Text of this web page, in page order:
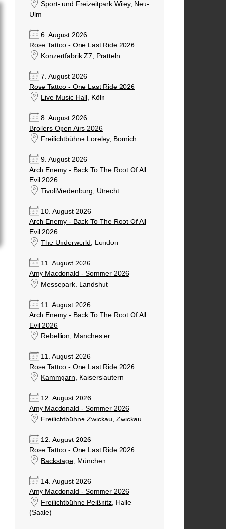
Sport- und Freizeitpark Wiley, Neu-
Ulm
6. August 2026
Rose Tattoo - One Last Ride 2026
Konzertfabrik Z7, Pratteln
7. August 2026
Rose Tattoo - One Last Ride 2026
Live Music Hall , Köln
8. August 2026
Broilers Open Airs 2026
Freilichtbühne Loreley, Bornich
9. August 2026
Arch Enemy - Back To The Root Of All
Evil 2026
TivoliVredenburg, Utrecht
10. August 2026
Arch Enemy - Back To The Root Of All
Evil 2026
The Underworld , London
11. August 2026
Amy Macdonald - Sommer 2026
Messepark, Landshut
11. August 2026
Arch Enemy - Back To The Root Of All
Evil 2026
Rebellion, Manchester
11. August 2026
Rose Tattoo - One Last Ride 2026
Kammgarn, Kaiserslautern
12. August 2026
Amy Macdonald - Sommer 2026
Freilichtbühne Zwickau, Zwickau
12. August 2026
Rose Tattoo - One Last Ride 2026
Backstage, München
14. August 2026
Amy Macdonald - Sommer 2026
Freilichtbühne Peißnitz, Halle
(Saale)